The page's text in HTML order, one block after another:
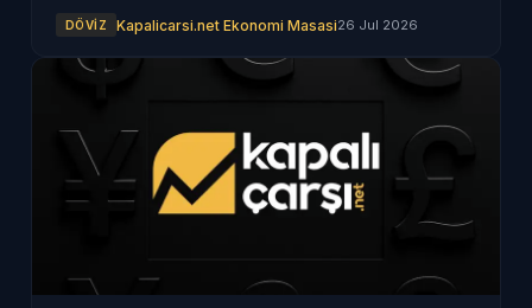
DÖVIZ Kapalicarsi.net Ekonomi Masasi26 Jul 2026